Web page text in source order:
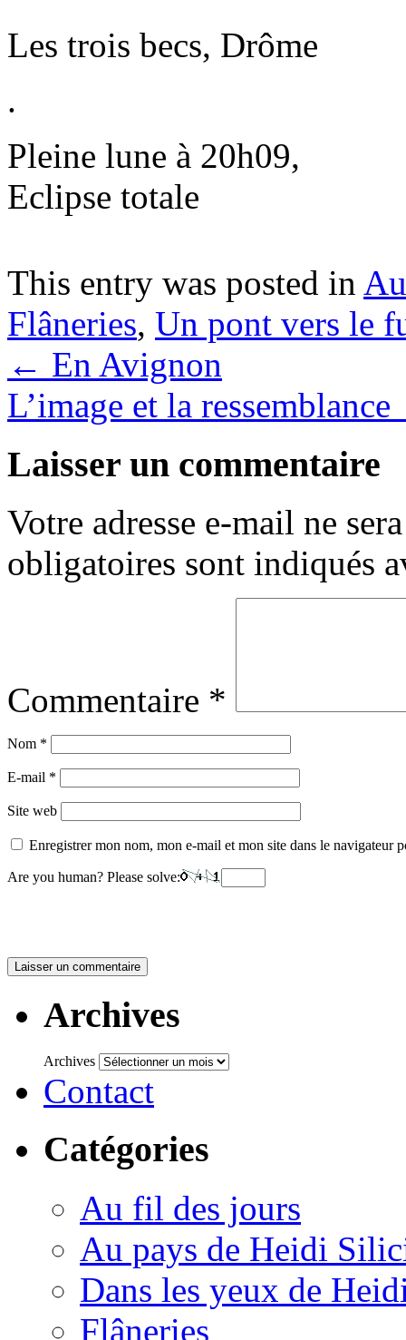
Les trois becs, Drôme
.
Pleine lune à 20h09,
Eclipse totale
This entry was posted in
Flâneries, Un pont vers le
← En Avignon
L’image et la ressemblance
Laisser un commentaire
Votre adresse e-mail ne
obligatoires sont indiqués
Commentaire *
Nom *
E-mail *
Site web
Enregistrer mon nom, mon e-mail et mon site dans le navigateur
Are you human? Please solve:
Archives
Archives
Contact
Catégories
Au fil des jours
Au pays de Heidi
Dans les yeux de
Flâneries